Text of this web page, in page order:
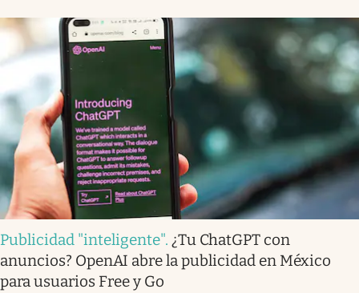
Publicidad "inteligente". ¿Tu ChatGPT con
anuncios? OpenAI abre la publicidad en México
para usuarios Free y Go